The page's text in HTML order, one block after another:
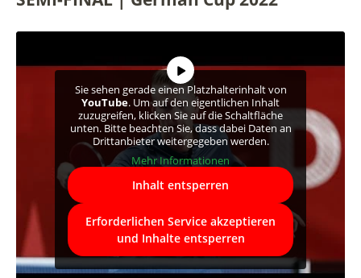
Sie sehen gerade einen Platzhalterinhalt von
YouTube. Um auf den eigentlichen Inhalt
zuzugreifen, klicken Sie auf die Schaltfläche
unten. Bitte beachten Sie, dass dabei Daten an
Drittanbieter weitergegeben werden.
Mehr Informationen
Inhalt entsperren
Erforderlichen Service akzeptieren
und Inhalte entsperren